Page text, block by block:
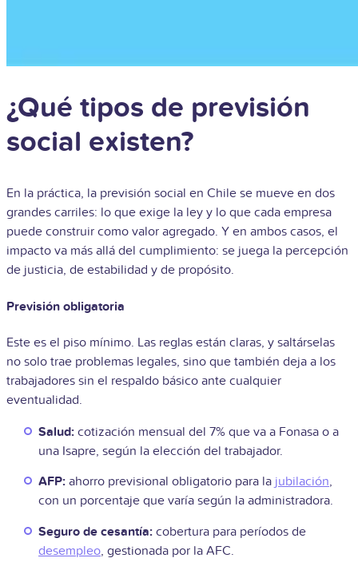
¿Qué tipos de previsión
social existen?
En la práctica, la previsión social en Chile se mueve en dos
grandes carriles: lo que exige la ley y lo que cada empresa
puede construir como valor agregado. Y en ambos casos, el
impacto va más allá del cumplimiento: se juega la percepción
de justicia, de estabilidad y de propósito.
Previsión obligatoria
Este es el piso mínimo. Las reglas están claras, y saltárselas
no solo trae problemas legales, sino que también deja a los
trabajadores sin el respaldo básico ante cualquier
eventualidad.
Salud: cotización mensual del 7% que va a Fonasa o a
una Isapre, según la elección del trabajador.
AFP: ahorro previsional obligatorio para la jubilación,
con un porcentaje que varía según la administradora.
Seguro de cesantía: cobertura para períodos de
desempleo, gestionada por la AFC.